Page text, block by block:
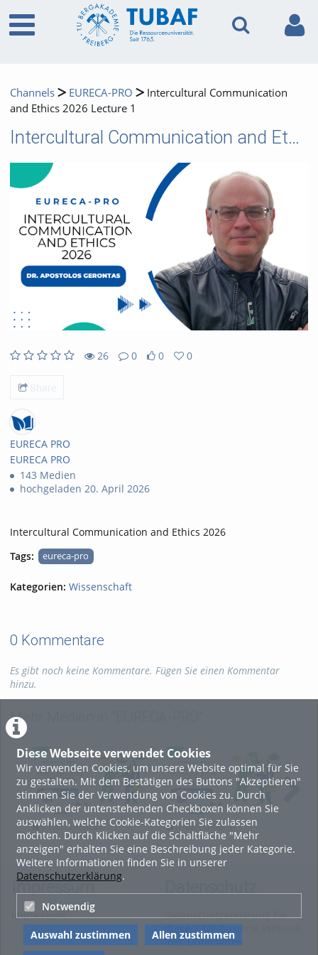
Diese Webseite verwendet Cookies
Wir verwenden Cookies, um unsere Website optimal für Sie
zu gestalten. Mit dem Bestätigen des Buttons "Akzeptieren"
stimmen Sie der Verwendung von Cookies zu. Durch
Anklicken der untenstehenden Checkboxen können Sie
auswählen, welche Cookie-Kategorien Sie zulassen
möchten. Durch Klicken auf die Schaltfläche "Mehr
anzeigen" erhalten Sie eine Beschreibung jeder Kategorie.
Weitere Informationen finden Sie in unserer
Datenschutzerklärung.
Notwendig
Auswahl zustimmen
Allen zustimmen
Channels EURECA-PRO
Intercultural Communication
and Ethics 2026 Lecture 1
Intercultural Communication and Ethics 2026 Lecture 1
26
0
0
0
Share
EURECA PRO
EURECA PRO
143 Medien
hochgeladen 20. April 2026
Intercultural Communication and Ethics 2026
Tags:
eureca-pro
Kategorien: Wissenschaft
0 Kommentare
Es gibt noch keine Kommentare. Fügen Sie einen Kommentar
hinzu.
Mehr Medien in "EURECA-PRO"
Intercultural
Communication and
Ethics 2026 Lecture 12
Intercultural
Communication and
Ethics 2026 Lecture 11
Impressum
Impressum
Datenschutzerklärung für
diese ViMP-basierte Website
inkl. Unterseiten